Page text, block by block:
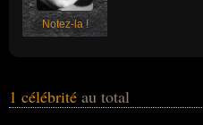
Notez-la !
1 célébrité au total